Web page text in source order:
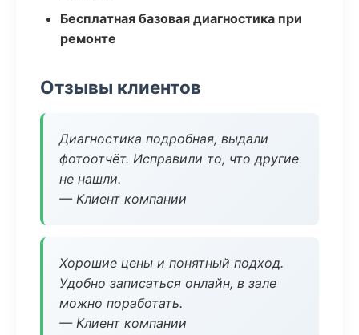
Бесплатная базовая диагностика при
ремонте
Отзывы клиентов
Диагностика подробная, выдали
фотоотчёт. Исправили то, что другие
не нашли.
— Клиент компании
Хорошие цены и понятный подход.
Удобно записаться онлайн, в зале
можно поработать.
— Клиент компании